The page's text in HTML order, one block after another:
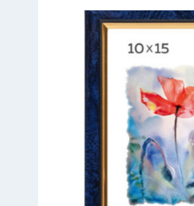
Фоторамка
пластик
(Синий
Мрамор)